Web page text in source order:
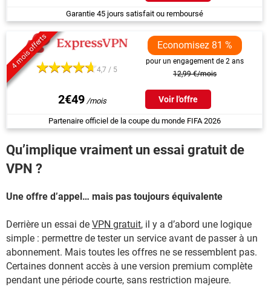
Garantie 45 jours satisfait ou remboursé
4 mois offerts 4,7 / 5
Economisez 81 %
pour un engagement de 2 ans
12,99 €/mois
2€49 Voir l'offre
Partenaire officiel de la coupe du monde FIFA 2026
Qu’implique vraiment un essai gratuit de
VPN ?
Une offre d’appel… mais pas toujours équivalente
Derrière un essai de VPN gratuit, il y a d’abord une logique
simple : permettre de tester un service avant de passer à un
abonnement. Mais toutes les offres ne se ressemblent pas.
Certaines donnent accès à une version premium complète
pendant une période courte, sans restriction majeure.